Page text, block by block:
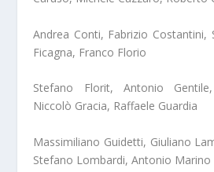
Andrea Conti, Fabrizio Costantini,
Ficagna, Franco Florio
Stefano Florit, Antonio
Niccolò Gracia, Raffaele Guardia
Massimiliano Guidetti, Giuliano
Stefano Lombardi, Antonio Marino